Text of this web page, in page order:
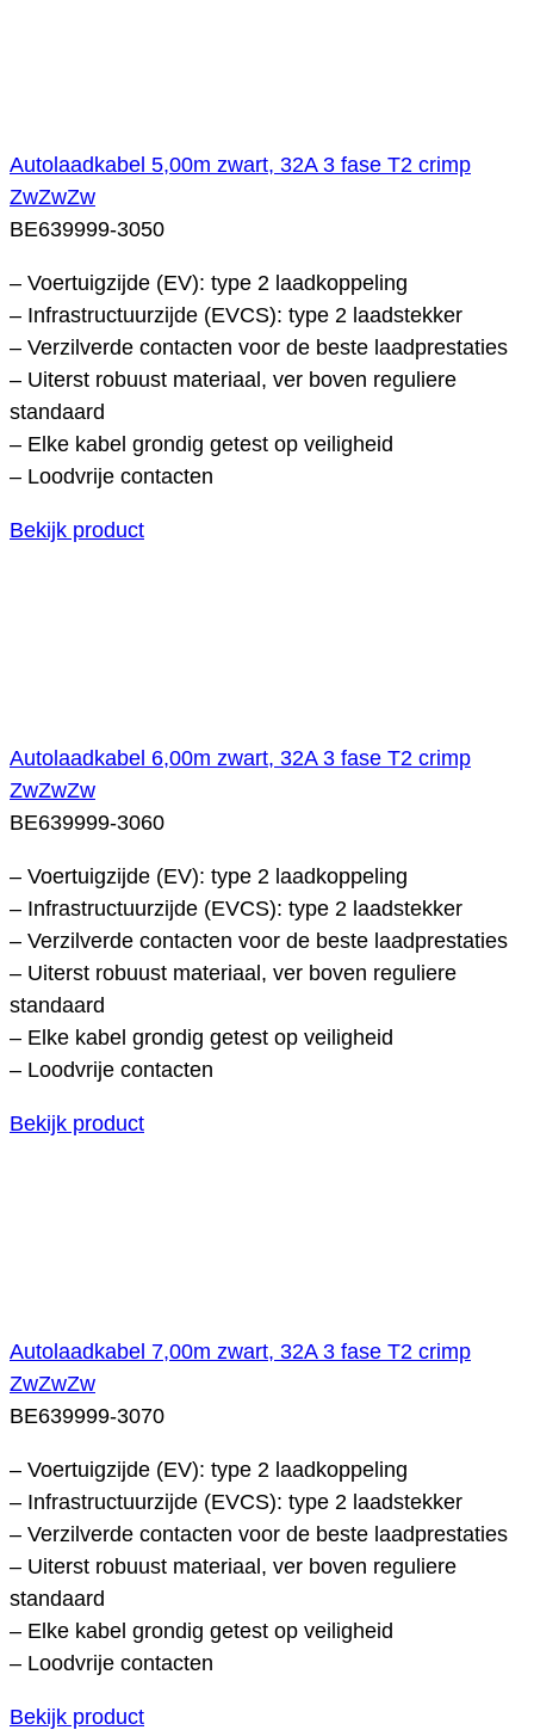
Autolaadkabel 5,00m zwart, 32A 3 fase T2 crimp
ZwZwZw
BE639999-3050
– Voertuigzijde (EV): type 2 laadkoppeling
– Infrastructuurzijde (EVCS): type 2 laadstekker
– Verzilverde contacten voor de beste laadprestaties
– Uiterst robuust materiaal, ver boven reguliere
standaard
– Elke kabel grondig getest op veiligheid
– Loodvrije contacten
Bekijk product
Autolaadkabel 6,00m zwart, 32A 3 fase T2 crimp
ZwZwZw
BE639999-3060
– Voertuigzijde (EV): type 2 laadkoppeling
– Infrastructuurzijde (EVCS): type 2 laadstekker
– Verzilverde contacten voor de beste laadprestaties
– Uiterst robuust materiaal, ver boven reguliere
standaard
– Elke kabel grondig getest op veiligheid
– Loodvrije contacten
Bekijk product
Autolaadkabel 7,00m zwart, 32A 3 fase T2 crimp
ZwZwZw
BE639999-3070
– Voertuigzijde (EV): type 2 laadkoppeling
– Infrastructuurzijde (EVCS): type 2 laadstekker
– Verzilverde contacten voor de beste laadprestaties
– Uiterst robuust materiaal, ver boven reguliere
standaard
– Elke kabel grondig getest op veiligheid
– Loodvrije contacten
Bekijk product